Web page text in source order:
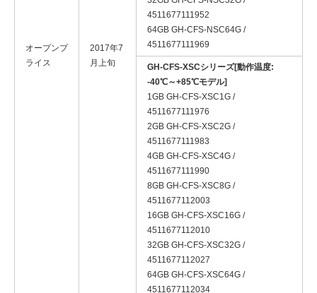
オープンプ
ライス
2017年7
月上旬
4511677111952
64GB GH-CFS-NSC64G /
4511677111969
GH-CFS-XSCシリーズ[動作温度:
-40℃～+85℃モデル]
1GB GH-CFS-XSC1G /
4511677111976
2GB GH-CFS-XSC2G /
4511677111983
4GB GH-CFS-XSC4G /
4511677111990
8GB GH-CFS-XSC8G /
4511677112003
16GB GH-CFS-XSC16G /
4511677112010
32GB GH-CFS-XSC32G /
4511677112027
64GB GH-CFS-XSC64G /
4511677112034